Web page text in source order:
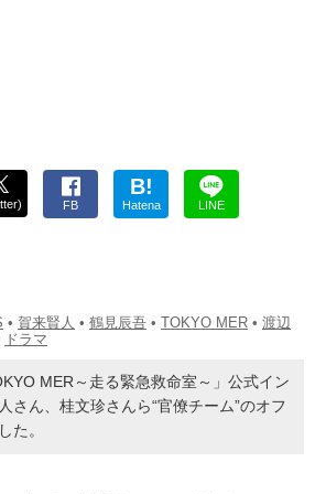
FB
B!
Hatena LINE
• 賀来賢人 • 鶴見辰吾 • TOKYO MER • 渡辺
ドラマ
MER～走る緊急救命室～」公式イン
さん、桂文珍さんら“官僚チーム”のオフ
た。